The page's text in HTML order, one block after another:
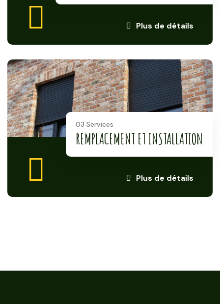
Plus de détails
Plus de détails
03 Services
REMPLACEMENT ET INSTALLATION